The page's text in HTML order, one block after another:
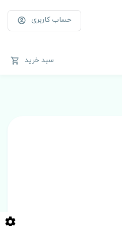
حساب کاربری
سبد خرید